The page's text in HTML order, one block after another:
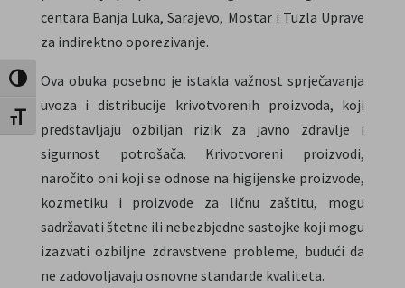
Toggle High Contrast
Toggle Font size
centara Banja Luka, Sarajevo, Mostar i Tuzla Uprave
za indirektno oporezivanje.
Ova obuka posebno je istakla važnost sprječavanja
uvoza i distribucije krivotvorenih proizvoda, koji
predstavljaju ozbiljan rizik za javno zdravlje i
sigurnost potrošača. Krivotvoreni proizvodi,
naročito oni koji se odnose na higijenske proizvode,
kozmetiku i proizvode za ličnu zaštitu, mogu
sadržavati štetne ili nebezbjedne sastojke koji mogu
izazvati ozbiljne zdravstvene probleme, budući da
ne zadovoljavaju osnovne standarde kvaliteta.